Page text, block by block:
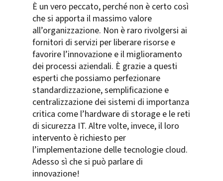
È un vero peccato, perché non è certo così
che si apporta il massimo valore
all’organizzazione. Non è raro rivolgersi ai
fornitori di servizi per liberare risorse e
favorire l’innovazione e il miglioramento
dei processi aziendali. È grazie a questi
esperti che possiamo perfezionare
standardizzazione, semplificazione e
centralizzazione dei sistemi di importanza
critica come l’hardware di storage e le reti
di sicurezza IT. Altre volte, invece, il loro
intervento è richiesto per
l’implementazione delle tecnologie cloud.
Adesso sì che si può parlare di
innovazione!